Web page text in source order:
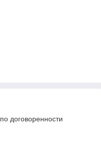
договоренности